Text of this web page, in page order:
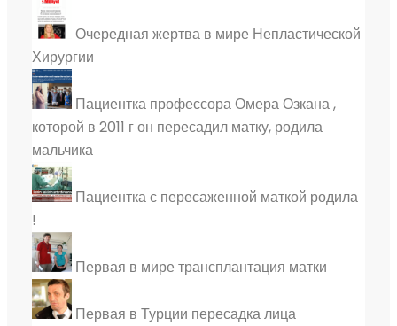
Очередная жертва в мире Непластической
Хирургии
Пациентка профессора Омера Озкана ,
которой в 2011 г он пересадил матку, родила
мальчика
Пациентка с пересаженной маткой родила
!
Первая в мире трансплантация матки
Первая в Турции пересадка лица